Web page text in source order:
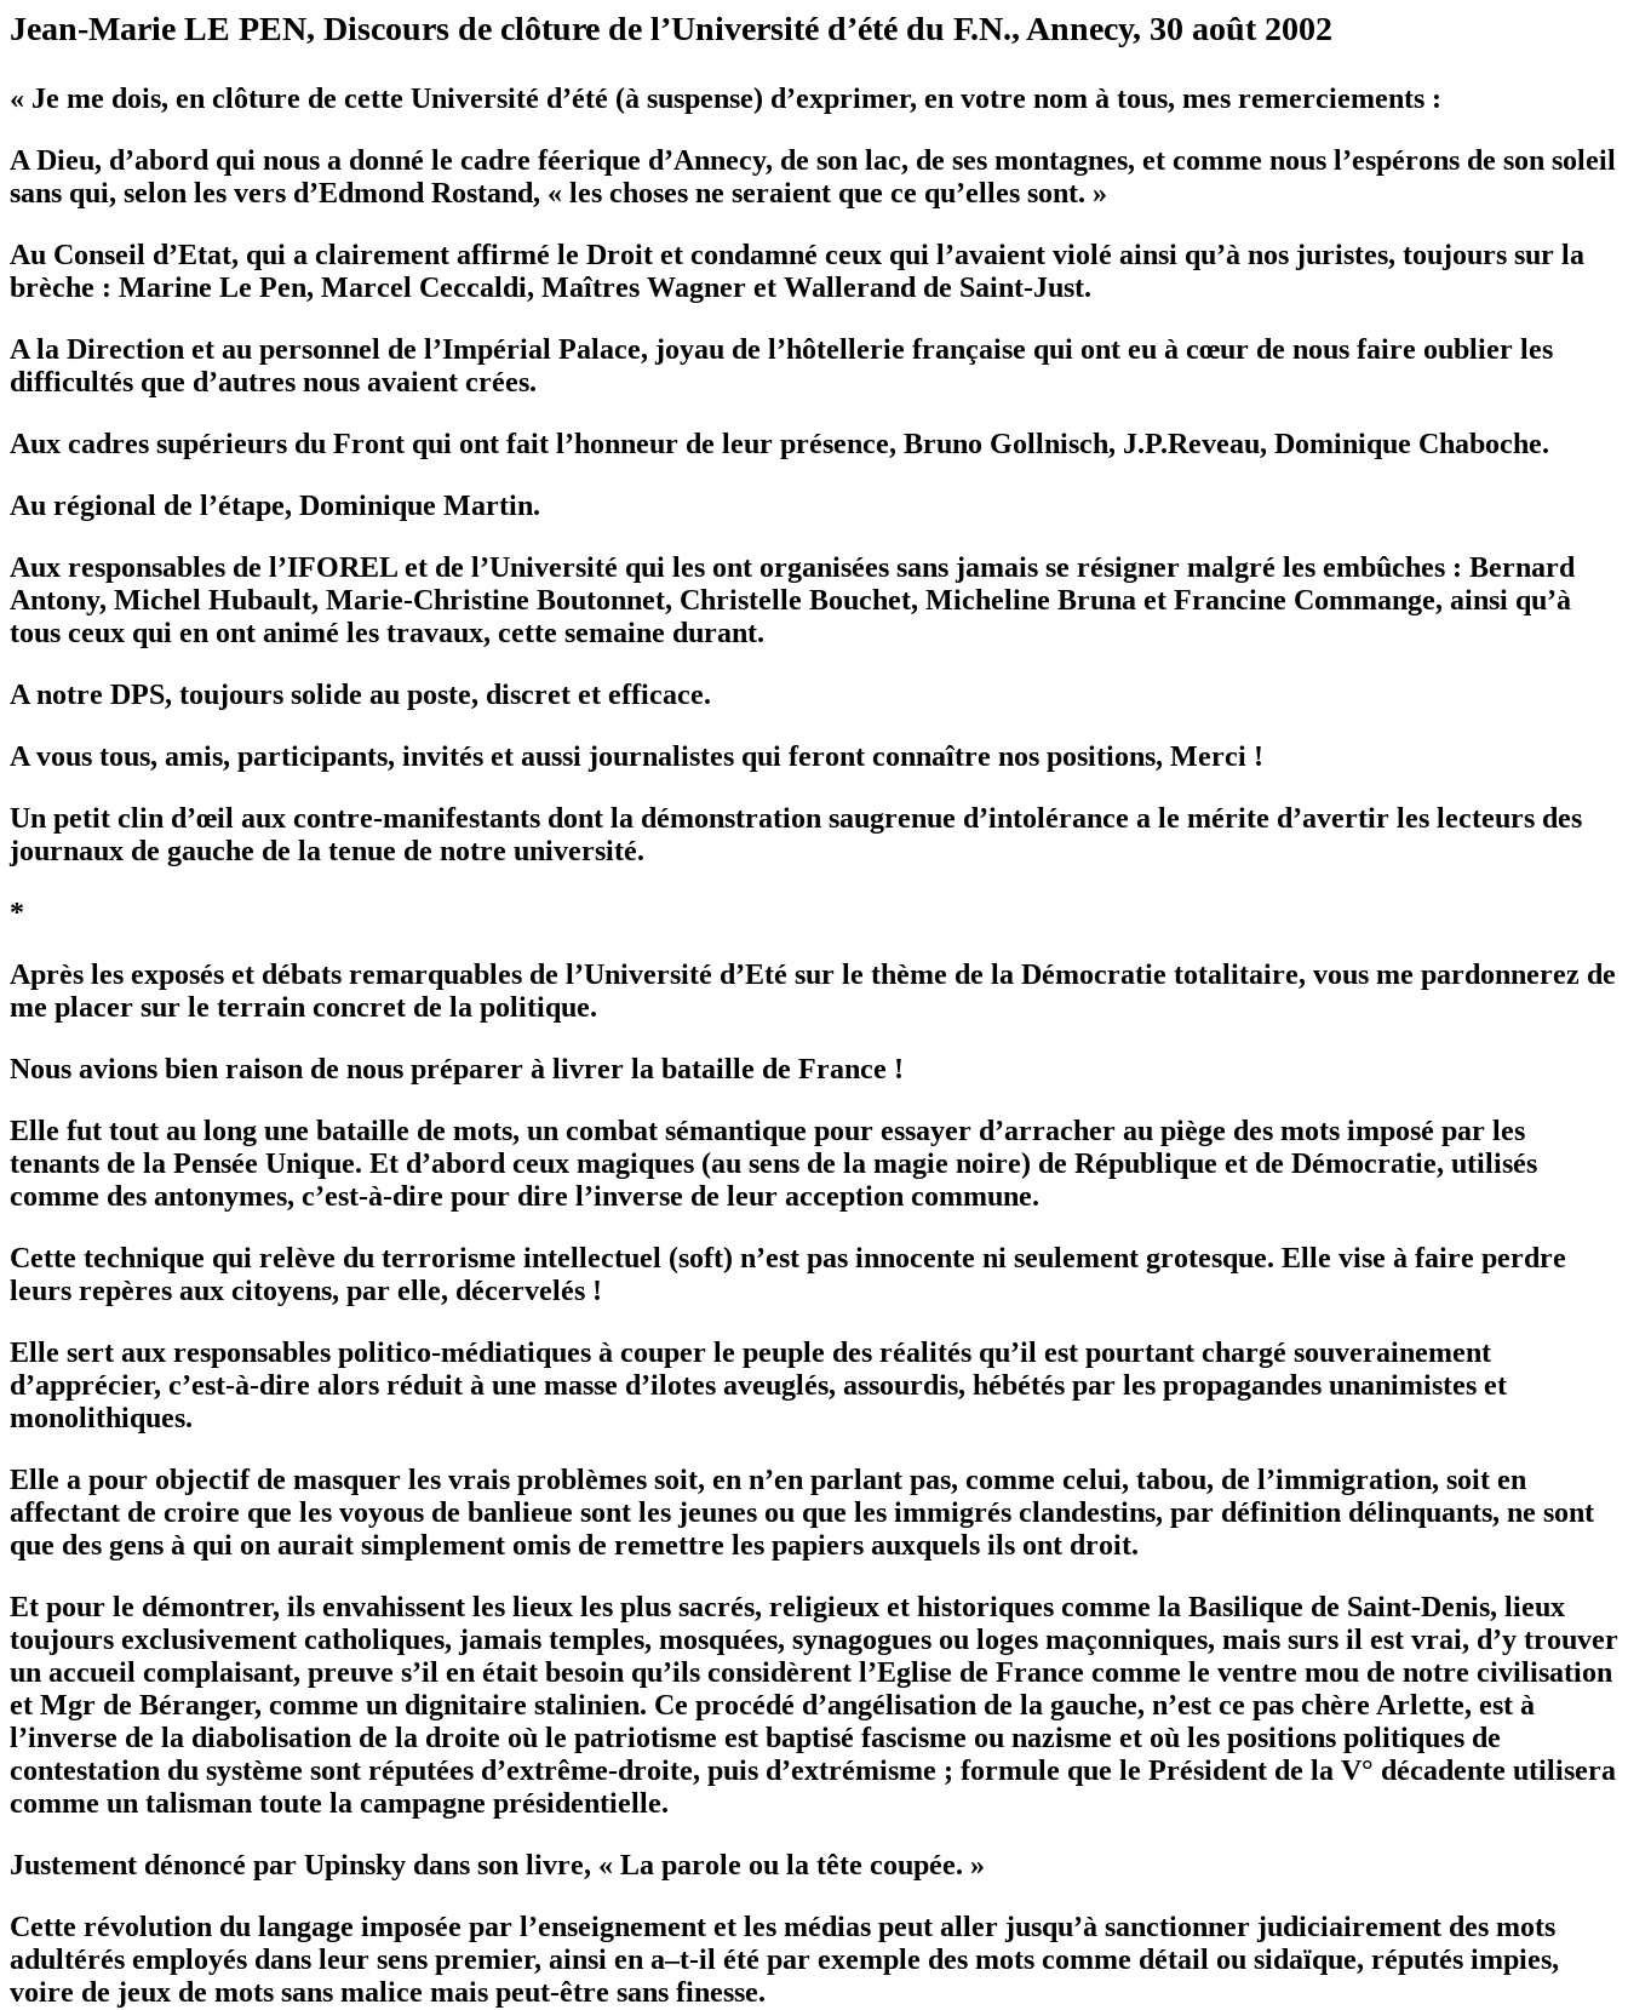
Jean-Marie LE PEN, Discours de clôture de l’Université d’été du F.N., Annecy, 30 août 2002
« Je me dois, en clôture de cette Université d’été (à suspense) d’exprimer, en votre nom à tous, mes remerciements :
A Dieu, d’abord qui nous a donné le cadre féerique d’Annecy, de son lac, de ses montagnes, et comme nous l’espérons de son soleil
sans qui, selon les vers d’Edmond Rostand, « les choses ne seraient que ce qu’elles sont. »
Au Conseil d’Etat, qui a clairement affirmé le Droit et condamné ceux qui l’avaient violé ainsi qu’à nos juristes, toujours sur la
brèche : Marine Le Pen, Marcel Ceccaldi, Maîtres Wagner et Wallerand de Saint-Just.
A la Direction et au personnel de l’Impérial Palace, joyau de l’hôtellerie française qui ont eu à cœur de nous faire oublier les
difficultés que d’autres nous avaient crées.
Aux cadres supérieurs du Front qui ont fait l’honneur de leur présence, Bruno Gollnisch, J.P.Reveau, Dominique Chaboche.
Au régional de l’étape, Dominique Martin.
Aux responsables de l’IFOREL et de l’Université qui les ont organisées sans jamais se résigner malgré les embûches : Bernard
Antony, Michel Hubault, Marie-Christine Boutonnet, Christelle Bouchet, Micheline Bruna et Francine Commange, ainsi qu’à
tous ceux qui en ont animé les travaux, cette semaine durant.
A notre DPS, toujours solide au poste, discret et efficace.
A vous tous, amis, participants, invités et aussi journalistes qui feront connaître nos positions, Merci !
Un petit clin d’œil aux contre-manifestants dont la démonstration saugrenue d’intolérance a le mérite d’avertir les lecteurs des
journaux de gauche de la tenue de notre université.
*
Après les exposés et débats remarquables de l’Université d’Eté sur le thème de la Démocratie totalitaire, vous me pardonnerez de
me placer sur le terrain concret de la politique.
Nous avions bien raison de nous préparer à livrer la bataille de France !
Elle fut tout au long une bataille de mots, un combat sémantique pour essayer d’arracher au piège des mots imposé par les
tenants de la Pensée Unique. Et d’abord ceux magiques (au sens de la magie noire) de République et de Démocratie, utilisés
comme des antonymes, c’est-à-dire pour dire l’inverse de leur acception commune.
Cette technique qui relève du terrorisme intellectuel (soft) n’est pas innocente ni seulement grotesque. Elle vise à faire perdre
leurs repères aux citoyens, par elle, décervelés !
Elle sert aux responsables politico-médiatiques à couper le peuple des réalités qu’il est pourtant chargé souverainement
d’apprécier, c’est-à-dire alors réduit à une masse d’ilotes aveuglés, assourdis, hébétés par les propagandes unanimistes et
monolithiques.
Elle a pour objectif de masquer les vrais problèmes soit, en n’en parlant pas, comme celui, tabou, de l’immigration, soit en
affectant de croire que les voyous de banlieue sont les jeunes ou que les immigrés clandestins, par définition délinquants, ne sont
que des gens à qui on aurait simplement omis de remettre les papiers auxquels ils ont droit.
Et pour le démontrer, ils envahissent les lieux les plus sacrés, religieux et historiques comme la Basilique de Saint-Denis, lieux
toujours exclusivement catholiques, jamais temples, mosquées, synagogues ou loges maçonniques, mais surs il est vrai, d’y trouver
un accueil complaisant, preuve s’il en était besoin qu’ils considèrent l’Eglise de France comme le ventre mou de notre civilisation
et Mgr de Béranger, comme un dignitaire stalinien. Ce procédé d’angélisation de la gauche, n’est ce pas chère Arlette, est à
l’inverse de la diabolisation de la droite où le patriotisme est baptisé fascisme ou nazisme et où les positions politiques de
contestation du système sont réputées d’extrême-droite, puis d’extrémisme ; formule que le Président de la V° décadente utilisera
comme un talisman toute la campagne présidentielle.
Justement dénoncé par Upinsky dans son livre, « La parole ou la tête coupée. »
Cette révolution du langage imposée par l’enseignement et les médias peut aller jusqu’à sanctionner judiciairement des mots
adultérés employés dans leur sens premier, ainsi en a–t-il été par exemple des mots comme détail ou sidaïque, réputés impies,
voire de jeux de mots sans malice mais peut-être sans finesse.